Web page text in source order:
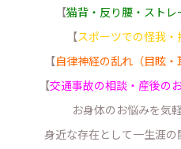
【猫背・反り腰・スト
【スポーツでの怪我
【自律神経の乱れ（目眩・
【交通事故の相談・産後の
お身体のお悩みを気
身近な存在として一生涯